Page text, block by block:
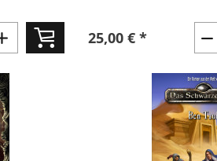
25,00 € *